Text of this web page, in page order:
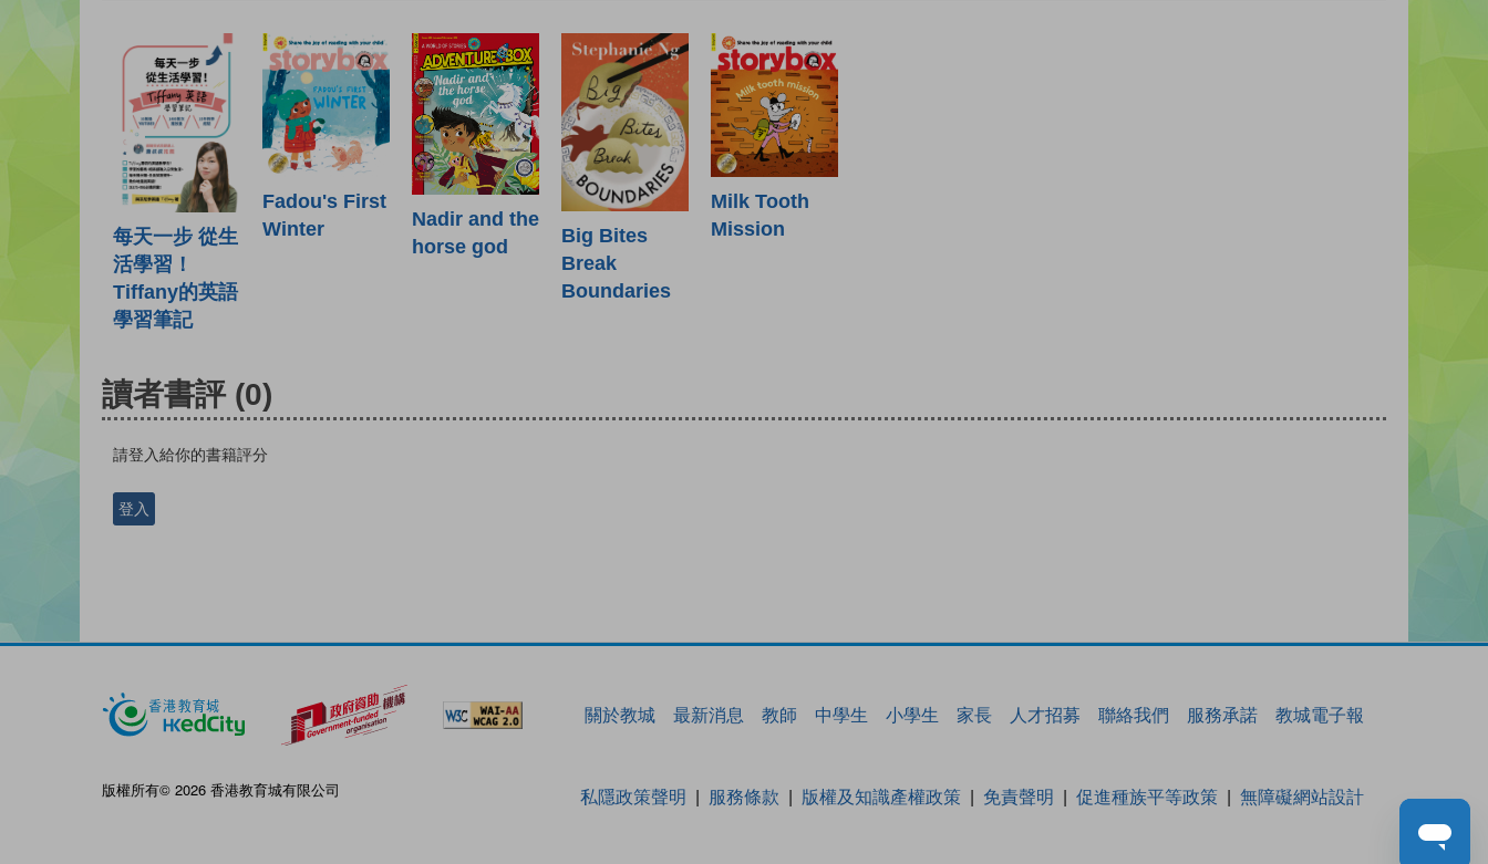
每天一步 從生
活學習！
Tiffany的英語
學習筆記
Fadou's First
Winter
Nadir and the
horse god
Big Bites
Break
Boundaries
Milk Tooth
Mission
讀者書評 (0)
請登入給你的書籍評分
登入
關於教城 最新消息 教師 中學生 小學生 家長 人才招募 聯絡我們 服務承諾 教城電子報
版權所有© 2026 香港教育城有限公司 私隱政策聲明 服務條款 版權及知識產權政策 免責聲明 促進種族平等政策 無障礙網站設計